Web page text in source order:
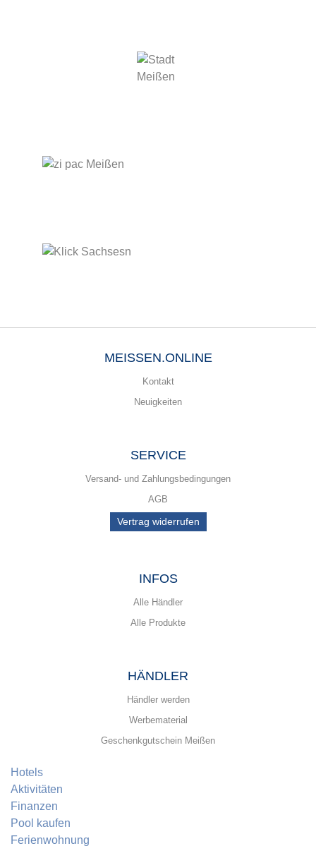
MEISSEN.ONLINE
Kontakt
Neuigkeiten
SERVICE
Versand- und Zahlungsbedingungen
AGB
Vertrag widerrufen
INFOS
Alle Händler
Alle Produkte
HÄNDLER
Händler werden
Werbematerial
Geschenkgutschein Meißen
Hotels
Aktivitäten
Finanzen
Pool kaufen
Ferienwohnung